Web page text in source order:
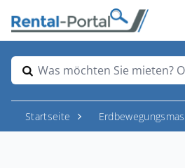
Was möchten Sie mieten?
Startseite